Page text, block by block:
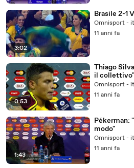
3:02
Brasile 2-1
Omnisport - it
11 anni fa
0:53
Thiago
il collettivo"
Omnisport - it
11 anni fa
1:43
Pékerman:
modo"
Omnisport - it
11 anni fa